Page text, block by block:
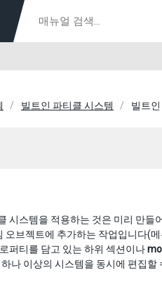
빌트인 파티클 시스템 빌트
시스템을 적용하는 것은 미리 만들
오브젝트에 추가하는 작업입니다(메
퍼티를 담고 있는 하위 섹션이나
나 이상의 시스템을 동시에 편집할